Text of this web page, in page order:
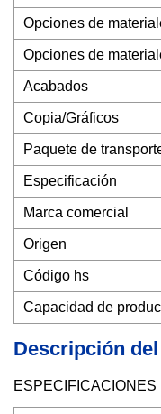
Opciones de
Opciones de
Acabados
Copia/Gráficos
Paquete de
Especificación
Marca comercial
Origen
Código hs
Capacidad de
Descripción